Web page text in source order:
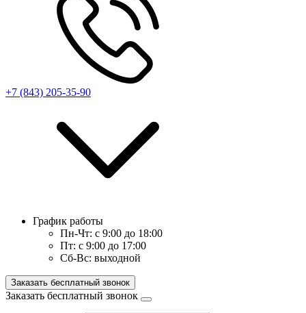
+7 (843) 205-35-90
График работы
Пн-Чт: с 9:00 до 18:00
Пт: с 9:00 до 17:00
Сб-Вс: выходной
Заказать бесплатный звонок
Заказать бесплатный звонок